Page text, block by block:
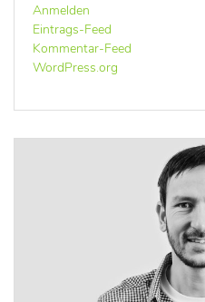
Anmelden
Eintrags-Feed
Kommentar-Feed
WordPress.org